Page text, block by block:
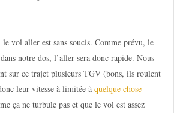
vol aller est sans soucis. Comme prévu, le
notre dos, l’aller sera donc rapide. Nous
sur ce trajet plusieurs TGV (bons, ils roulent
leur vitesse à limitée à quelque chose
ça ne turbule pas et que le vol est assez